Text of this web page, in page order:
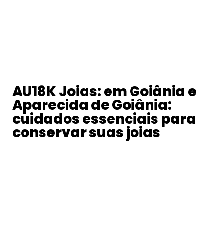
AU18K Joias: em Goiânia e
Aparecida de Goiânia:
cuidados essenciais para
conservar suas joias